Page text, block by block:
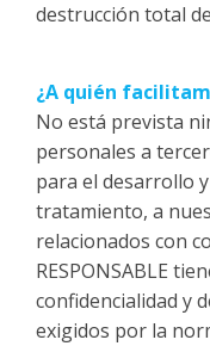
destrucción total
¿A quién
No está prevista
personales a
para el desarrollo
tratamiento, a
relacionados con
RESPONSABLE
confidencialidad y
exigidos por la